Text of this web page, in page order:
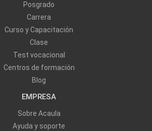
Posgrado
Carrera
Curso y Capacitación
Clase
Test vocacional
Centros de formación
Blog
EMPRESA
Sobre Acaula
Ayuda y soporte